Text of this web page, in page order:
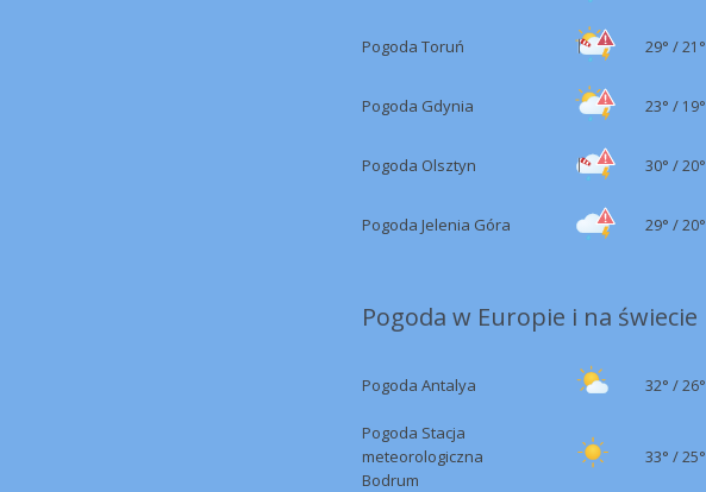
Pogoda Toruń 29° /21°
Pogoda Gdynia 23° / 19°
Pogoda Olsztyn 30° /20°
Pogoda Jelenia Góra 29° /20°
Pogoda w Europie i na świecie
Pogoda Antalya 32° /26°
Pogoda Stacja
meteorologiczna
Bodrum
33° /25°